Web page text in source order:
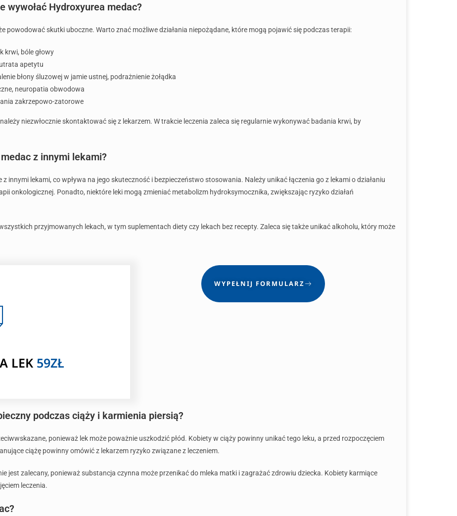
wywołać Hydroxyurea medac?
powodować skutki uboczne. Warto znać możliwe działania niepożądane, które mogą pojawić się podczas terapii:
krwi, bóle głowy
apetytu
błony śluzowej w jamie ustnej, podrażnienie żołądka
neuropatia obwodowa
zakrzepowo-zatorowe
niezwłocznie skontaktować się z lekarzem. W trakcie leczenia zaleca się regularnie wykonywać badania krwi, by
z innymi lekami?
innymi lekami, co wpływa na jego skuteczność i bezpieczeństwo stosowania. Należy unikać łączenia go z lekami o działaniu
onkologicznej. Ponadto, niektóre leki mogą zmieniać metabolizm hydroksymocznika, zwiększając ryzyko działań
przyjmowanych lekach, w tym suplementach diety czy lekach bez recepty. Zaleca się także unikać alkoholu, który może
LEK 59ZŁ
WYPEŁNIJ FORMULARZ
podczas ciąży i karmienia piersią?
ponieważ lek może poważnie uszkodzić płód. Kobiety w ciąży powinny unikać tego leku, a przed rozpoczęciem
ciążę powinny omówić z lekarzem ryzyko związane z leczeniem.
jest zalecany, ponieważ substancja czynna może przenikać do mleka matki i zagrażać zdrowiu dziecka. Kobiety karmiące
leczenia.